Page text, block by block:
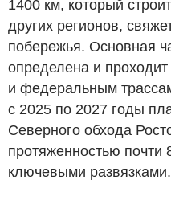
1400 км, который
других регионов,
побережья. Основная
определена и
и федеральным
с 2025 по 2027 годы
Северного обхода
протяженностью почти
ключевыми развязками.